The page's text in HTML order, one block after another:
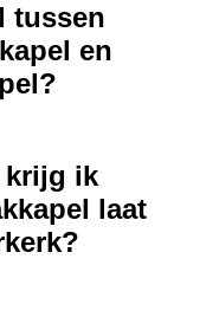
tussen
en
krijg ik
laat